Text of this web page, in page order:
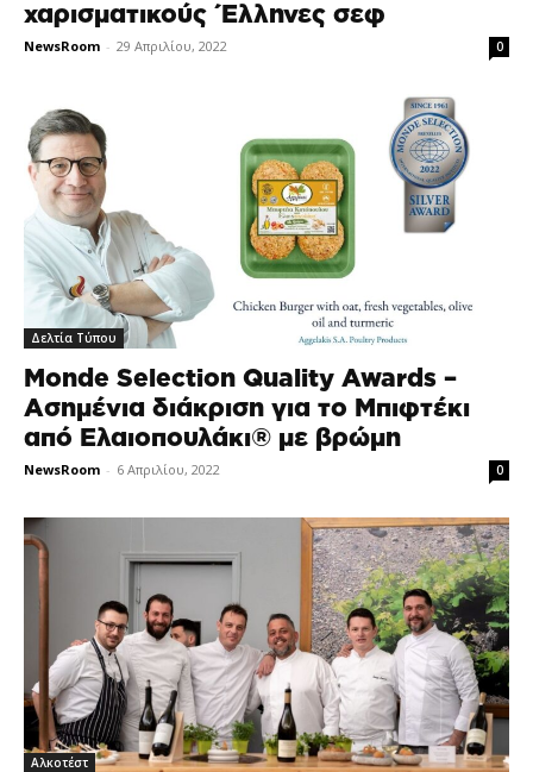
χαρισματικούς Έλληνες σεφ
NewsRoom - 29 Απριλίου, 2022 0
Δελτία Τύπου
Monde Selection Quality Awards –
Ασημένια διάκριση για το Μπιφτέκι
από Ελαιοπουλάκι® με βρώμη
NewsRoom - 6 Απριλίου, 2022 0
Αλκοτέστ